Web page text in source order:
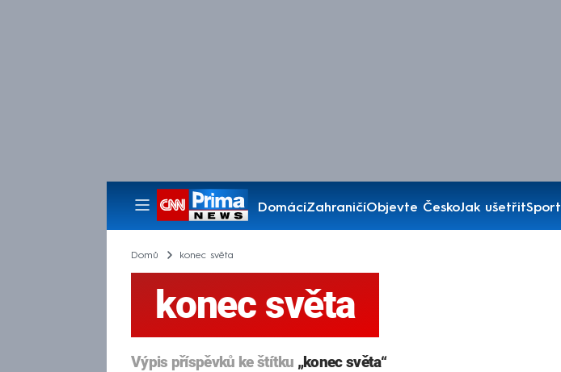
DomácíZahraničíObjevte ČeskoJak ušetřitSport
Pořady
Domů konec světa
konec světa
Výpis příspěvků ke štítku „konec světa“